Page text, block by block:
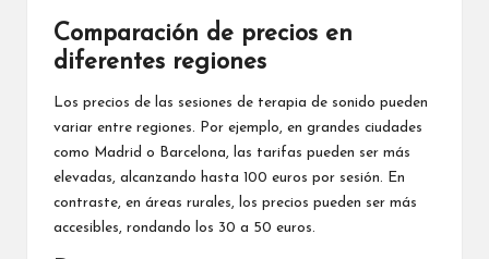
Comparación de precios en
diferentes regiones
Los precios de las sesiones de terapia de sonido pueden
variar entre regiones. Por ejemplo, en grandes ciudades
como Madrid o Barcelona, las tarifas pueden ser más
elevadas, alcanzando hasta 100 euros por sesión. En
contraste, en áreas rurales, los precios pueden ser más
accesibles, rondando los 30 a 50 euros.